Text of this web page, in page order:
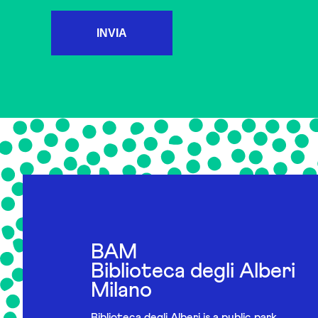
INVIA
BAM
Biblioteca degli Alberi
Milano